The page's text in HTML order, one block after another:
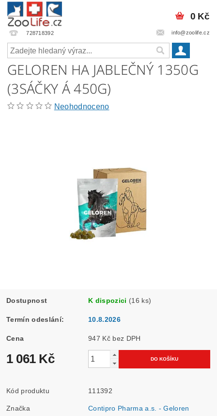
728718392 info@zoolife.cz
0 Kč
GELOREN HA JABLEČNÝ 1350G
(3SÁČKY Á 450G)
Neohodnoceno
Dostupnost K dispozici (16 ks)
Termín odeslání: 10.8.2026
Cena 947 Kč bez DPH
1 061 Kč
Kód produktu 111392
Značka Contipro Pharma a.s. - Geloren